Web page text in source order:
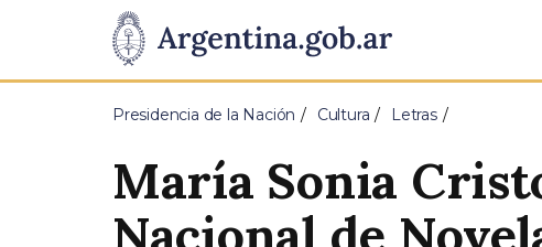
Presidencia
de
Pasar al contenido principal
Presidencia de la Nación Cultura Letras
María Sonia
Nacional de